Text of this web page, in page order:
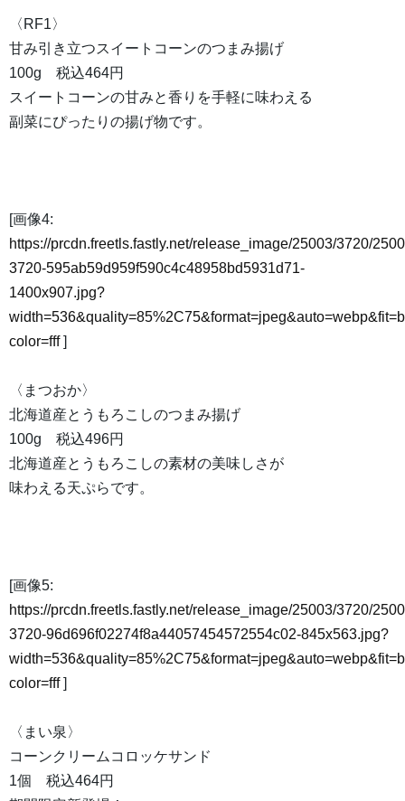
〈RF1〉
甘み引き立つスイートコーンのつまみ揚げ
100g 税込464円
スイートコーンの甘みと香りを手軽に味わえる
副菜にぴったりの揚げ物です。
[画像4:
https://prcdn.freetls.fastly.net/release_image/25003/3720/
3720-595ab59d959f590c4c48958bd5931d71-
1400x907.jpg?
color=fff]
〈まつおか〉
北海道産とうもろこしのつまみ揚げ
100g 税込496円
北海道産とうもろこしの素材の美味しさが
味わえる天ぷらです。
[画像5:
https://prcdn.freetls.fastly.net/release_image/25003/3720/
3720-96d696f02274f8a44057454572554c02-845x563.jpg?
color=fff]
〈まい泉〉
コーンクリームコロッケサンド
1個 税込464円